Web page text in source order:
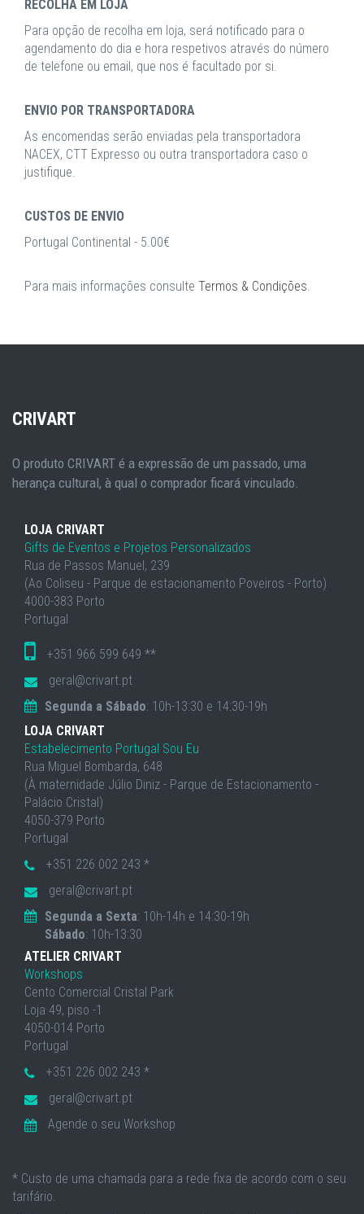
RECOLHA EM LOJA
Para opção de recolha em loja, será notificado para o
agendamento do dia e hora respetivos através do número
de telefone ou email, que nos é facultado por si.
ENVIO POR TRANSPORTADORA
As encomendas serão enviadas pela transportadora
NACEX, CTT Expresso ou outra transportadora caso o
justifique.
CUSTOS DE ENVIO
Portugal Continental - 5.00€
Para mais informações consulte Termos & Condições.
CRIVART
O produto CRIVART é a expressão de um passado, uma
herança cultural, à qual o comprador ficará vinculado.
LOJA CRIVART
Gifts de Eventos e Projetos Personalizados
Rua de Passos Manuel, 239
(Ao Coliseu - Parque de estacionamento Poveiros - Porto)
4000-383 Porto
Portugal
+351 966 599 649 **
geral@crivart.pt
Segunda a Sábado: 10h-13:30 e 14:30-19h
LOJA CRIVART
Estabelecimento Portugal Sou Eu
Rua Miguel Bombarda, 648
(À maternidade Júlio Diniz - Parque de Estacionamento -
Palácio Cristal)
4050-379 Porto
Portugal
+351 226 002 243 *
geral@crivart.pt
Segunda a Sexta: 10h-14h e 14:30-19h
Sábado: 10h-13:30
ATELIER CRIVART
Workshops
Cento Comercial Cristal Park
Loja 49, piso -1
4050-014 Porto
Portugal
+351 226 002 243 *
geral@crivart.pt
Agende o seu Workshop
* Custo de uma chamada para a rede fixa de acordo com o seu
tarifário.